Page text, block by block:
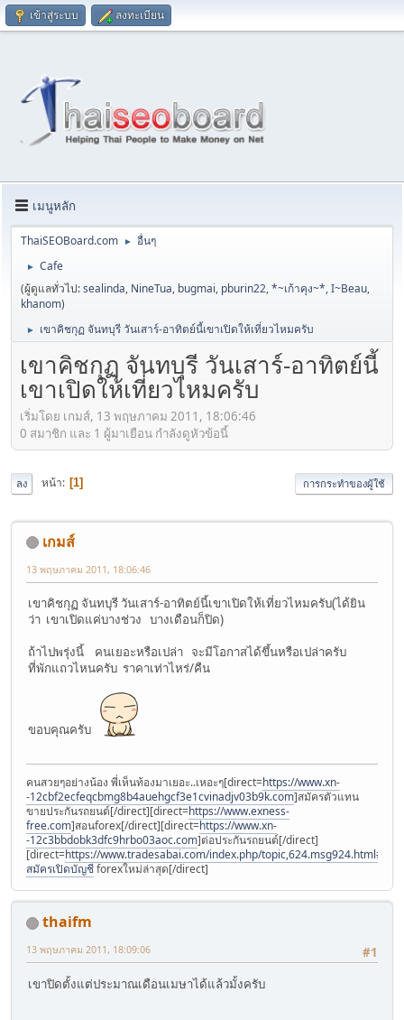
เข้าสู่ระบบ ลงทะเบียน
เมนูหลัก
ThaiSEOBoard.com ► อื่นๆ
►
Cafe
(ผู้ดูแลทั่วไป:sealinda, NineTua, bugmai, pburin22,*~เก้าคุง~*,I~Beau,
khanom)
► เขาคิชกุฏ จันทบุรี วันเสาร์-อาทิตย์นี้เขาเปิดให้เที่ยวไหมครับ
เขาคิชกุฏ จันทบุรี วันเสาร์-อาทิตย์นี้
เขาเปิดให้เที่ยวไหมครับ
เริ่มโดย เกมส์, 13 พฤษภาคม 2011, 18:06:46
0 สมาชิก และ 1 ผู้มาเยือน กำลังดูหัวข้อนี้
ลง หน้า 1 การกระทำของผู้ใช้
เกมส์
13 พฤษภาคม 2011, 18:06:46
เขาคิชกุฏ จันทบุรี วันเสาร์-อาทิตย์นี้เขาเปิดให้เที่ยวไหมครับ(ได้ยิน
ว่า เขาเปิดแค่บางช่วง บางเดือนก็ปิด)
ถ้าไปพรุ่งนี้ คนเยอะหรือเปล่า จะมีโอกาสได้ขึ้นหรือเปล่าครับ
ที่พักแถวไหนครับ ราคาเท่าไหร่/คืน
ขอบคุณครับ
คนสวยๆอย่างน้อง พี่เห็นท้องมาเยอะ..เหอะๆ[direct=https://www.xn-
-12cbf2ecfeqcbmg8b4auehgcf3e1cvinadjv03b9k.com]สมัครตัวแทน
ขายประกันรถยนต์[/direct][direct=https://www.exness-
free.com]สอนforex[/direct][direct=https://www.xn-
-12c3bbdobk3dfc9hrbo03aoc.com]ต่อประกันรถยนต์[/direct]
[direct=https://www.tradesabai.com/index.php/
สมัครเปิดบัญชีforexใหม่ล่าสุด[/direct]
thaifm
#1
13 พฤษภาคม 2011, 18:09:06
เขาปิดตั้งแต่ประมาณเดือนเมษาได้แล้วมั้งครับ